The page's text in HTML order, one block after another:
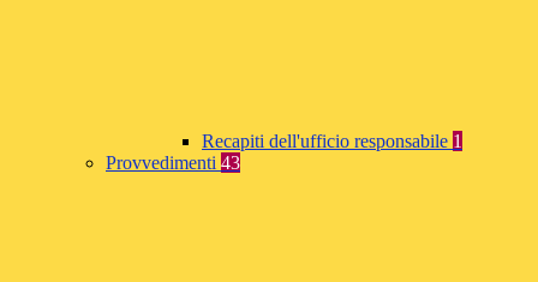
Recapiti dell'ufficio responsabile 1
Provvedimenti 43